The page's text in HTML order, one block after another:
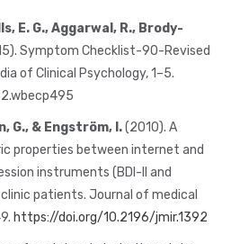
E. G., Aggarwal, R., Brody-
Symptom Checklist-90-Revised
of Clinical Psychology, 1–5.
G., & Engström, I.(2010). A
properties between internet and
instruments (BDI-II and
patients. Journal of medical
https://doi.org/10.2196/jmir.1392